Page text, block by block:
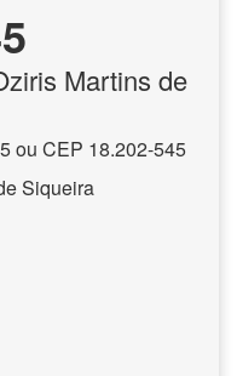
Martins de
ou CEP 18.202-545
Siqueira